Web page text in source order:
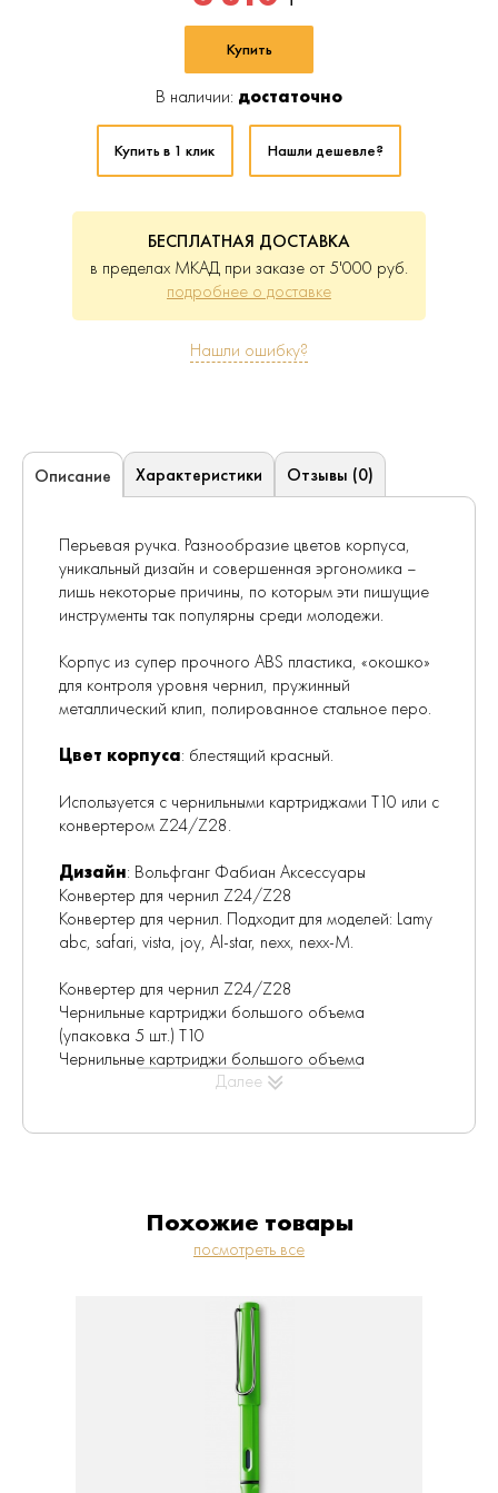
Купить
В наличии: достаточно
Купить в 1 клик Нашли дешевле?
БЕСПЛАТНАЯ ДОСТАВКА
в пределах МКАД при заказе от 5'000 руб.
подробнее о доставке
Нашли ошибку?
Описание Характеристики Отзывы (0)
Перьевая ручка. Разнообразие цветов корпуса,
уникальный дизайн и совершенная эргономика –
лишь некоторые причины, по которым эти пишущие
инструменты так популярны среди молодежи.
Корпус из супер прочного ABS пластика, «окошко»
для контроля уровня чернил, пружинный
металлический клип, полированное стальное перо.
Цвет корпуса: блестящий красный.
Используется с чернильными картриджами Т10 или с
конвертером Z24/Z28.
Дизайн: Вольфганг Фабиан Аксессуары
Конвертер для чернил Z24/Z28
Конвертер для чернил. Подходит для моделей: Lamy
abc, safari, vista, joy, Al-star, nexx, nexx-M.
Конвертер для чернил Z24/Z28
Чернильные картриджи большого объема
(упаковка 5 шт.) Т10
Чернильные картриджи большого объема
Цвета: черный, синий, красный, фиолетовый,
Далее
Похожие товары
посмотреть все